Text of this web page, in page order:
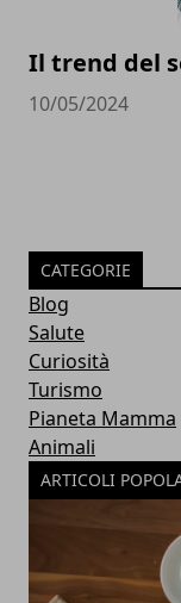
Il trend del
10/05/2024
CATEGORIE
Blog
Salute
Curiosità
Turismo
Pianeta Mamma
Animali
ARTICOLI